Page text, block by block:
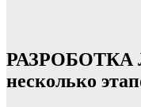
РАЗРОБОТКА
несколько